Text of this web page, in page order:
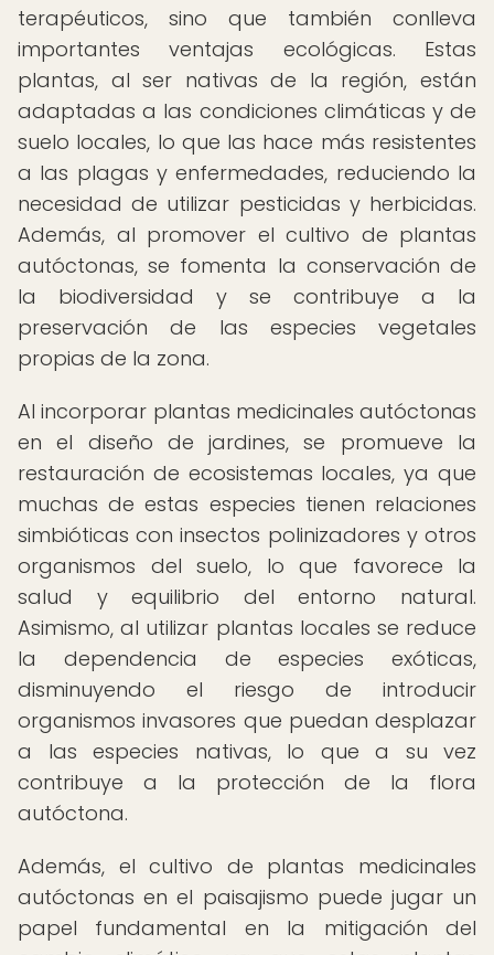
terapéuticos, sino que también conlleva
importantes ventajas ecológicas. Estas
plantas, al ser nativas de la región, están
adaptadas a las condiciones climáticas y de
suelo locales, lo que las hace más resistentes
a las plagas y enfermedades, reduciendo la
necesidad de utilizar pesticidas y herbicidas.
Además, al promover el cultivo de plantas
autóctonas, se fomenta la conservación de
la biodiversidad y se contribuye a la
preservación de las especies vegetales
propias de la zona.
Al incorporar plantas medicinales autóctonas
en el diseño de jardines, se promueve la
restauración de ecosistemas locales, ya que
muchas de estas especies tienen relaciones
simbióticas con insectos polinizadores y otros
organismos del suelo, lo que favorece la
salud y equilibrio del entorno natural.
Asimismo, al utilizar plantas locales se reduce
la dependencia de especies exóticas,
disminuyendo el riesgo de introducir
organismos invasores que puedan desplazar
a las especies nativas, lo que a su vez
contribuye a la protección de la flora
autóctona.
Además, el cultivo de plantas medicinales
autóctonas en el paisajismo puede jugar un
papel fundamental en la mitigación del